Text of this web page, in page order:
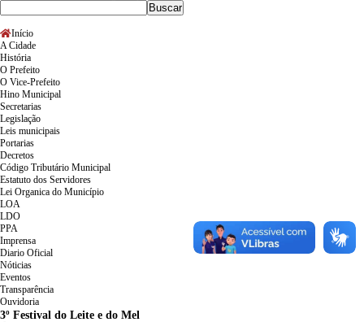
Início
A Cidade
História
O Prefeito
O Vice-Prefeito
Hino Municipal
Secretarias
Legislação
Leis municipais
Portarias
Decretos
Código Tributário Municipal
Estatuto dos Servidores
Lei Organica do Município
LOA
LDO
PPA
Imprensa
Diario Oficial
Nóticias
Eventos
Transparência
Ouvidoria
3º Festival do Leite e do Mel